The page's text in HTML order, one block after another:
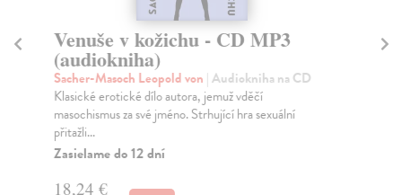
Venuše v kožichu - CD MP3
(audiokniha)
Sacher-Masoch Leopold von | Audiokniha na CD
Klasické erotické dílo autora, jemuž vděčí
masochismus za své jméno. Strhující hra sexuální
přitažli...
Zasielame do 12 dní
18,24 €